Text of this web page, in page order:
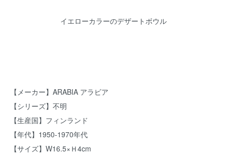
イエローカラーのデザートボウル
【メーカー】ARABIA アラビア
【シリーズ】不明
【生産国】フィンランド
【年代】1950-1970年代
【サイズ】W16.5×Ｈ4cm